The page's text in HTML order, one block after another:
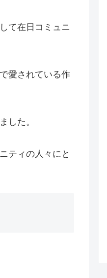
て在日コミュニ
愛されている作
した。
ティの人々にと